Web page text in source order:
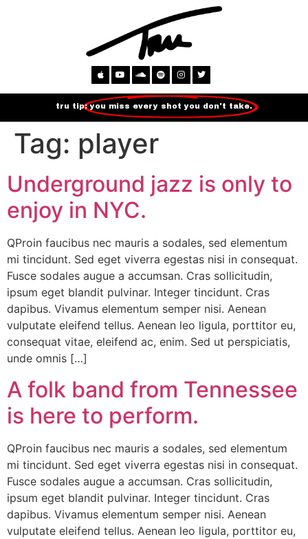
tru tip:you miss every shot you don't take.
Tag: player
Underground jazz is only to
enjoy in NYC.
QProin faucibus nec mauris a sodales, sed elementum
mi tincidunt. Sed eget viverra egestas nisi in consequat.
Fusce sodales augue a accumsan. Cras sollicitudin,
ipsum eget blandit pulvinar. Integer tincidunt. Cras
dapibus. Vivamus elementum semper nisi. Aenean
vulputate eleifend tellus. Aenean leo ligula, porttitor eu,
consequat vitae, eleifend ac, enim. Sed ut perspiciatis,
unde omnis […]
A folk band from Tennessee
is here to perform.
QProin faucibus nec mauris a sodales, sed elementum
mi tincidunt. Sed eget viverra egestas nisi in consequat.
Fusce sodales augue a accumsan. Cras sollicitudin,
ipsum eget blandit pulvinar. Integer tincidunt. Cras
dapibus. Vivamus elementum semper nisi. Aenean
vulputate eleifend tellus. Aenean leo ligula, porttitor eu,